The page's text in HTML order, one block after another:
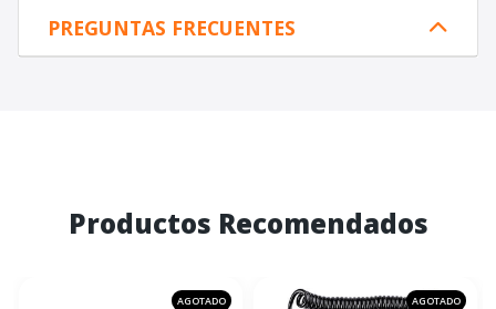
PREGUNTAS FRECUENTES
Productos Recomendados
AGOTADO AGOTADO